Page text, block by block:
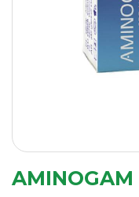
AMINOGAM